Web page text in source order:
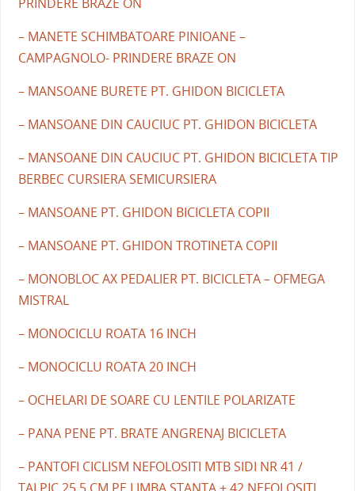
– MANETE SCHIMBATOARE PINIOANE –
CAMPAGNOLO- PRINDERE BRAZE ON
– MANSOANE BURETE PT. GHIDON BICICLETA
– MANSOANE DIN CAUCIUC PT. GHIDON BICICLETA
– MANSOANE DIN CAUCIUC PT. GHIDON BICICLETA TIP
BERBEC CURSIERA SEMICURSIERA
– MANSOANE PT. GHIDON BICICLETA COPII
– MANSOANE PT. GHIDON TROTINETA COPII
– MONOBLOC AX PEDALIER PT. BICICLETA – OFMEGA
MISTRAL
– MONOCICLU ROATA 16 INCH
– MONOCICLU ROATA 20 INCH
– OCHELARI DE SOARE CU LENTILE POLARIZATE
– PANA PENE PT. BRATE ANGRENAJ BICICLETA
– PANTOFI CICLISM NEFOLOSITI MTB SIDI NR 41 /